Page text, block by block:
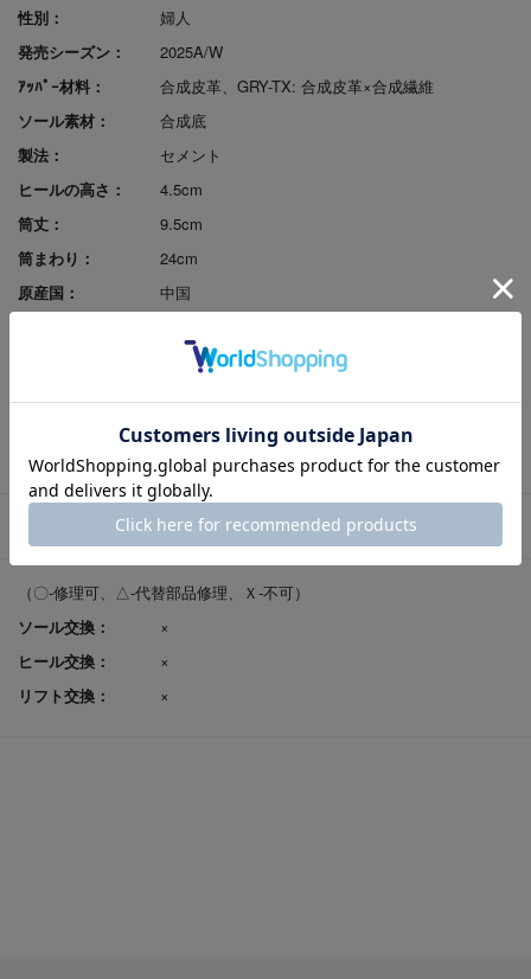
性別：
婦人
発売シーズン：
2025A/W
ｱｯﾊﾟｰ材料：
合成皮革、GRY-TX: 合成皮革×合成繊維
ソール素材：
合成底
製法：
セメント
ヒールの高さ：
4.5cm
筒丈：
9.5cm
筒まわり：
24cm
原産国：
中国
（〇-修理可、△-代替部品修理、Ｘ-不可）
ソール交換：
×
ヒール交換：
×
リフト交換：
×